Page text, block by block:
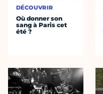
DÉCOUVRIR
Où donner son
sang à Paris cet
été ?